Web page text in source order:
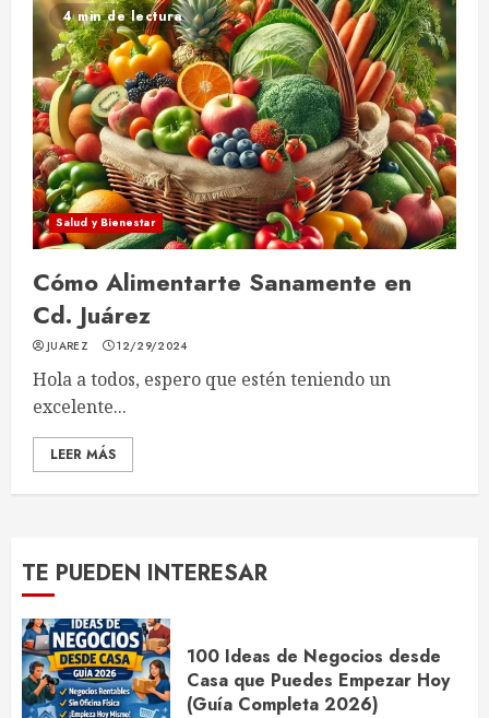
4 min de lectura
Salud y Bienestar
Cómo Alimentarte Sanamente en
Cd. Juárez
JUAREZ 12/29/2024
Hola a todos, espero que estén teniendo un
excelente...
LEER MÁS
TE PUEDEN INTERESAR
100 Ideas de Negocios desde
Casa que Puedes Empezar Hoy
(Guía Completa 2026)